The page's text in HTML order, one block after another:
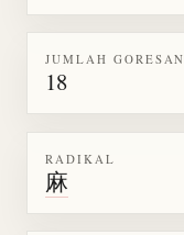
JUMLAH GORESAN
18
RADIKAL
麻